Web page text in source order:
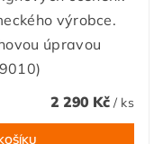
výrobce.
úpravou
2 290 Kč / ks